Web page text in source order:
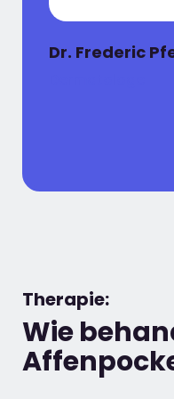
Dr. Frederic
Therapie:
Wie